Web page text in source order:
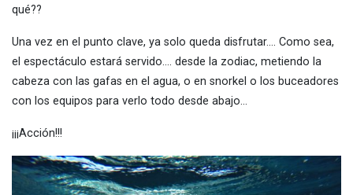
qué??
Una vez en el punto clave, ya solo queda disfrutar…. Como sea,
el espectáculo estará servido…. desde la zodiac, metiendo la
cabeza con las gafas en el agua, o en snorkel o los buceadores
con los equipos para verlo todo desde abajo…
¡¡¡Acción!!!